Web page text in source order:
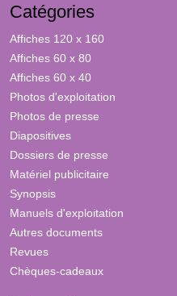
Catégories
Affiches 120 x 160
Affiches 60 x 80
Affiches 60 x 40
Photos d'exploitation
Photos de presse
Diapositives
Dossiers de presse
Matériel publicitaire
Synopsis
Manuels d'exploitation
Autres documents
Revues
Chèques-cadeaux